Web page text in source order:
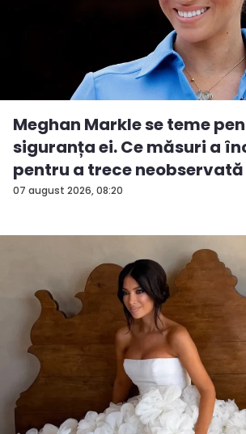
07 august 2026, 08:20
Meghan Markle se teme
siguranța ei. Ce măsuri a
pentru a trece